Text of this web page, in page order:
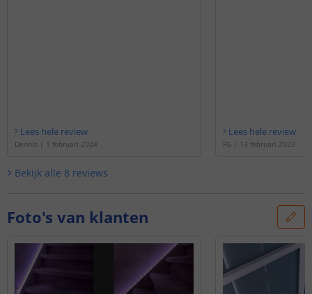
Lees hele review
Dennis | 1 februari 2024
Lees hele review
FG | 13 februari 2023
Bekijk alle 8 reviews
Foto's van klanten